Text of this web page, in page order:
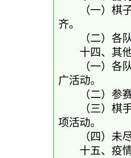
（一）棋子
齐。
（二）各队
十四、其
（一）各队
广活动。
（二）参赛
（三）棋手
项活动。
（四）未尽
十五、疫情